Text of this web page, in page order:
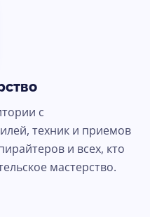
с
техник и приемов
и всех, кто
мастерство.